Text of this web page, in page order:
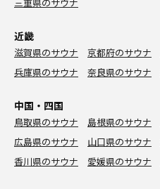
近畿
滋賀県のサウナ 京都府のサウナ
兵庫県のサウナ
奈良県のサウナ
中国・四国
鳥取県のサウナ 島根県のサウナ
広島県のサウナ
山口県のサウナ
香川県のサウナ
愛媛県のサウナ